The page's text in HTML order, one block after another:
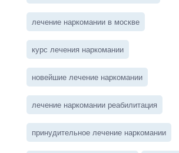
лечение наркомании в москве
курс лечения наркомании
новейшие лечение наркомании
лечение наркомании реабилитация
принудительное лечение наркомании